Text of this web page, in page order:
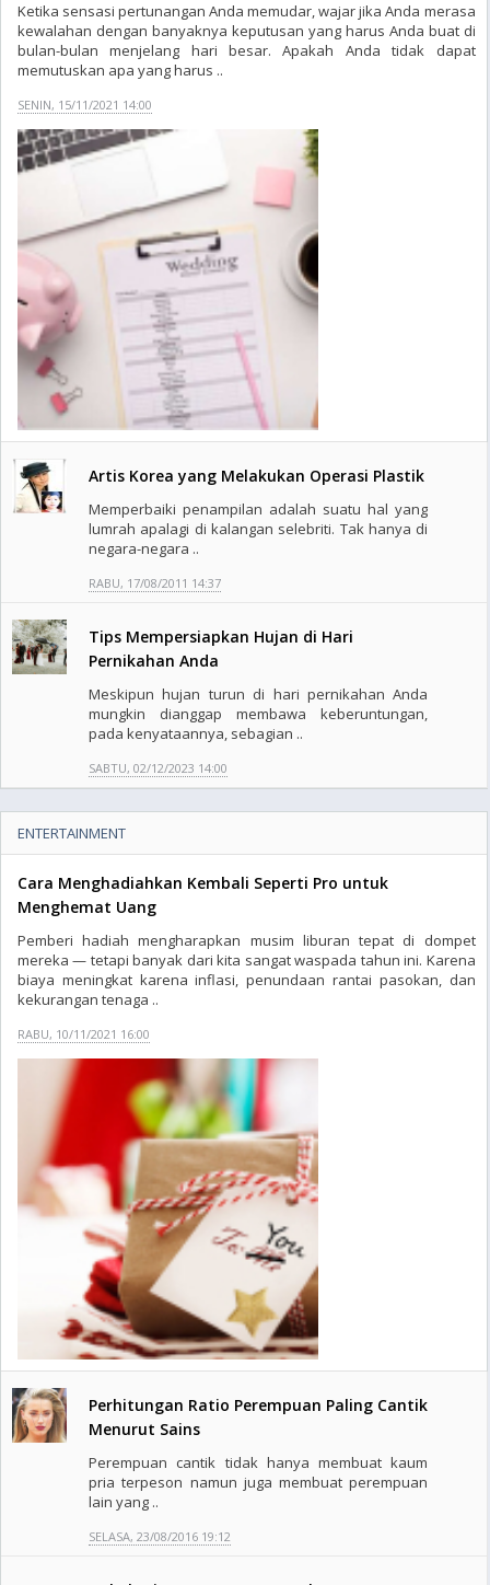
Ketika sensasi pertunangan Anda memudar, wajar jika Anda merasa
kewalahan dengan banyaknya keputusan yang harus Anda buat di
bulan-bulan menjelang hari besar. Apakah Anda tidak dapat
memutuskan apa yang harus ..
SENIN, 15/11/2021 14:00
Artis Korea yang Melakukan Operasi Plastik
Memperbaiki penampilan adalah suatu hal yang
lumrah apalagi di kalangan selebriti. Tak hanya di
negara-negara ..
RABU, 17/08/2011 14:37
Tips Mempersiapkan Hujan di Hari
Pernikahan Anda
Meskipun hujan turun di hari pernikahan Anda
mungkin dianggap membawa keberuntungan,
pada kenyataannya, sebagian ..
SABTU, 02/12/2023 14:00
ENTERTAINMENT
Cara Menghadiahkan Kembali Seperti Pro untuk
Menghemat Uang
Pemberi hadiah mengharapkan musim liburan tepat di dompet
mereka — tetapi banyak dari kita sangat waspada tahun ini. Karena
biaya meningkat karena inflasi, penundaan rantai pasokan, dan
kekurangan tenaga ..
RABU, 10/11/2021 16:00
Perhitungan Ratio Perempuan Paling Cantik
Menurut Sains
Perempuan cantik tidak hanya membuat kaum
pria terpeson namun juga membuat perempuan
lain yang ..
SELASA, 23/08/2016 19:12